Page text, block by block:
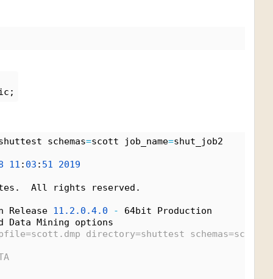
schemas=scott job_name=shut_job2
11 : 03 : 51 2019
All rights reserved.
Release 11. 2. 0.4. 0 -
64bit Production
Data Mining options
directory=shuttest schemas=scott